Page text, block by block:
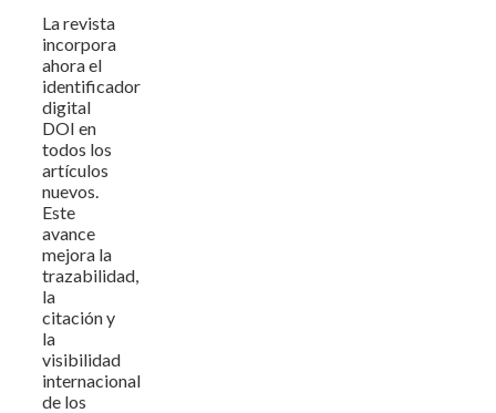
La revista
incorpora
ahora el
identificador
digital
DOI en
todos los
artículos
nuevos.
Este
avance
mejora la
trazabilidad,
la
citación y
la
visibilidad
internacional
de los